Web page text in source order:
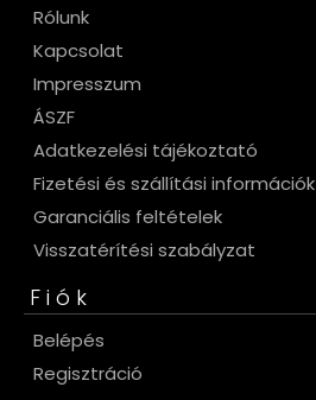
Rólunk
Kapcsolat
Impresszum
ÁSZF
Adatkezelési tájékoztató
Fizetési és szállítási információk
Garanciális feltételek
Visszatérítési szabályzat
Fiók
Belépés
Regisztráció